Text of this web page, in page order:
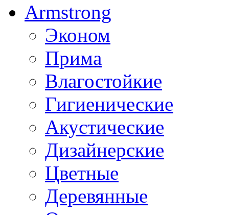
Armstrong
Эконом
Прима
Влагостойкие
Гигиенические
Акустические
Дизайнерские
Цветные
Деревянные